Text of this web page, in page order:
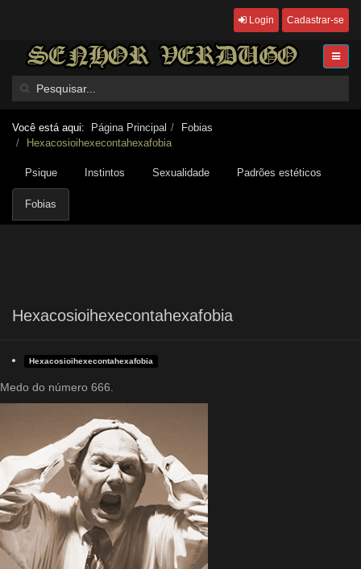
Login Cadastrar-se
Você está aqui: Página Principal
Fobias
Hexacosioihexecontahexafobia
Psique Instintos Sexualidade Padrões estéticos
Fobias
Hexacosioihexecontahexafobia
Hexacosioihexecontahexafobia
Medo do número 666.